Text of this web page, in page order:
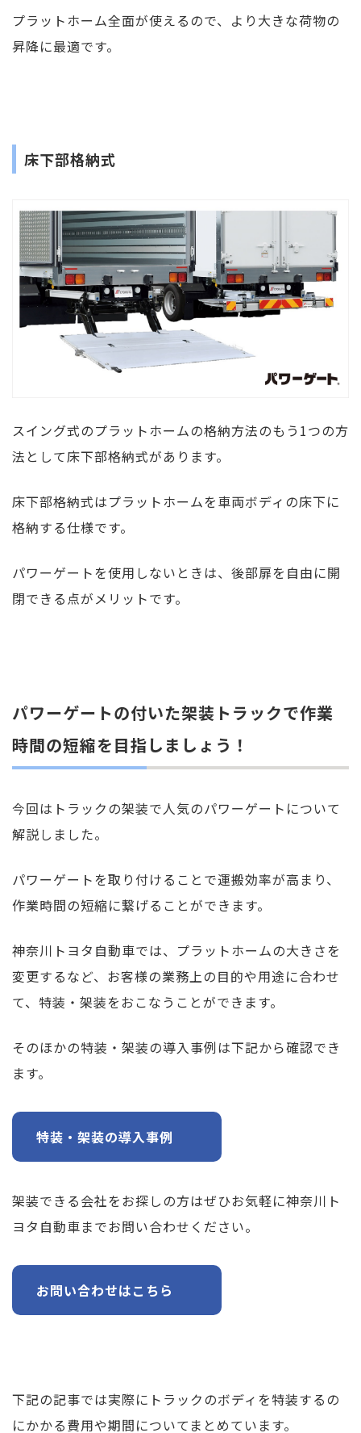
プラットホーム全面が使えるので、より大きな荷物の
昇降に最適です。
床下部格納式
スイング式のプラットホームの格納方法のもう1つの方
法として床下部格納式があります。
床下部格納式はプラットホームを車両ボディの床下に
格納する仕様です。
パワーゲートを使用しないときは、後部扉を自由に開
閉できる点がメリットです。
パワーゲートの付いた架装トラックで作業
時間の短縮を目指しましょう！
今回はトラックの架装で人気のパワーゲートについて
解説しました。
パワーゲートを取り付けることで運搬効率が高まり、
作業時間の短縮に繋げることができます。
神奈川トヨタ自動車では、プラットホームの大きさを
変更するなど、お客様の業務上の目的や用途に合わせ
て、特装・架装をおこなうことができます。
そのほかの特装・架装の導入事例は下記から確認でき
ます。
特装・架装の導入事例
架装できる会社をお探しの方はぜひお気軽に神奈川ト
ヨタ自動車までお問い合わせください。
お問い合わせはこちら
下記の記事では実際にトラックのボディを特装するの
にかかる費用や期間についてまとめています。